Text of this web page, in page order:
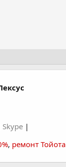
Skype |
, ремонт Тойота